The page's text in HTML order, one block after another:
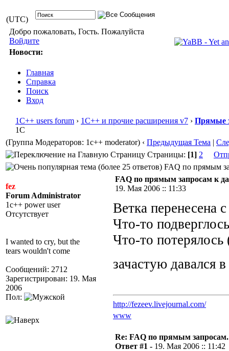
(UTC)
Добро пожаловать, Гость. Пожалуйста
Войдите
Новости:
Главная
Справка
Поиск
Вход
1С++ users forum › 1С++ и прочие расширения v7 › Прямые
1С
(Группа Модераторов: 1c++ moderator) ‹ Предыдущая Тема |
Страницы: [1] 2
FAQ по прямым
fez
Forum Administrator
1c++ power user
Отсутствует
I wanted to cry, but the
tears wouldn't come
Сообщений: 2712
Зарегистрирован: 19. Мая
2006
Пол:
FAQ по прямым запросам к
19. Мая 2006 :: 11:33
Ветка перенесена
Что-то
Что-то потерялось
зачастую давался
http://fezeev.livejournal.com/
www
Re: FAQ по прямым запросам.
Ответ #1 - 19. Мая 2006 :: 11:42